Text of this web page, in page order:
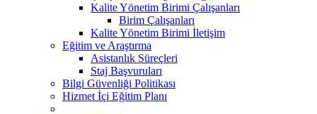
Kalite Yönetim Birimi Çalışanları
Birim Çalışanları
Kalite Yönetim Birimi İletişim
Eğitim ve Araştırma
Asistanlık Süreçleri
Staj Başvuruları
Bilgi Güvenliği Politikası
Hizmet İçi Eğitim Planı